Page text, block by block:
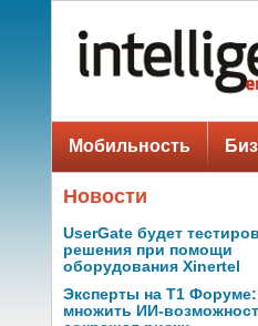
Мобильность
Новости
UserGate будет
решения при помощи
оборудования Xinertel
Эксперты на Т1 Форуме:
множить ИИ-